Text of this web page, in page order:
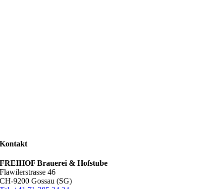
Kontakt
FREIHOF Brauerei & Hofstube
Flawilerstrasse 46
CH-9200 Gossau (SG)